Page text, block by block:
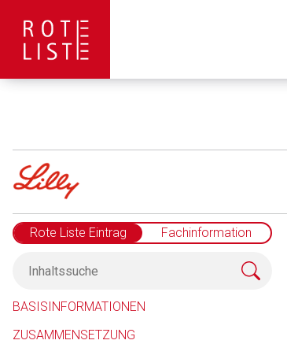
Rote Liste Eintrag Fachinformation
BASISINFORMATIONEN
ZUSAMMENSETZUNG